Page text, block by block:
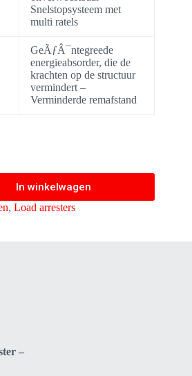
Snelstopsysteem met
multi ratels
GeÃƒÂ¯ntegreede
energieabsorder, die de
krachten op de structuur
vermindert –
Verminderde remafstand
In winkelwagen
, Load arresters
–